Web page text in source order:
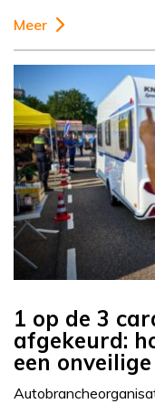
Meer
1 op de 3
afgekeurd:
een